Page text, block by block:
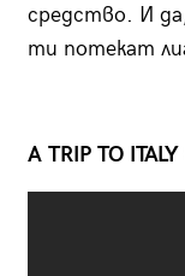
средство. И
ти потекат
A TRIP TO